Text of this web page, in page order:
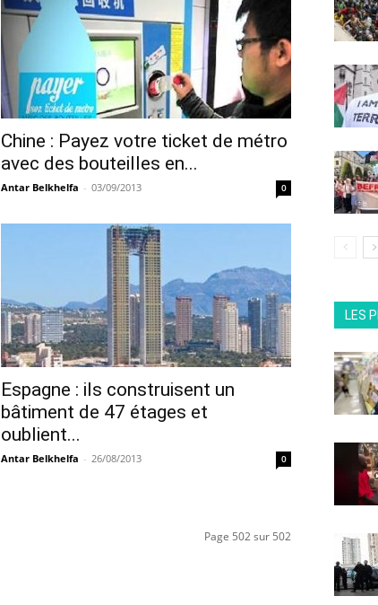
Chine : Payez votre ticket de métro
avec des bouteilles en...
Antar Belkhelfa - 03/09/2013 0
Espagne : ils construisent un
bâtiment de 47 étages et
oublient...
Antar Belkhelfa - 26/08/2013 0
Page 502 sur 502
LES